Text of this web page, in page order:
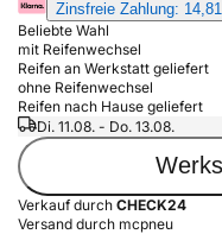
Zinsfreie Zahlung:
Beliebte Wahl
mit Reifenwechsel
Reifen an Werkstatt geliefert
ohne Reifenwechsel
Reifen nach Hause geliefert
Di. 11.08. - Do. 13.08.
Verkauf durch CHECK24
Versand durch mcpneu